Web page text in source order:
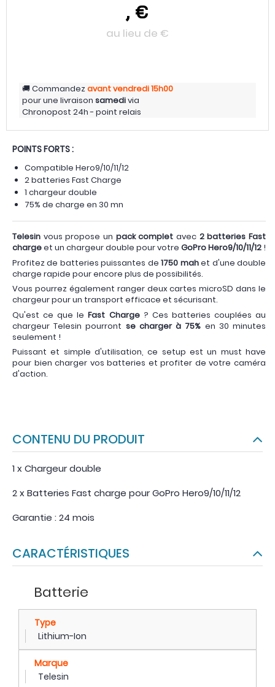
, €
au lieu de €
Commandezavant vendredi15h00
pour une livraison samedivia
Chronopost 24h - point relais
POINTS FORTS :
Compatible Hero9/10/11/12
2 batteries Fast Charge
1 chargeur double
75% de charge en 30 mn
Telesin vous propose un pack complet avec 2 batteries Fast
chargeet un chargeur double pour votre GoPro Hero9/10/11/12 !
Profitez de batteries puissantes de1750 mahet d'une double
charge rapide pour encore plus de possibilités.
Vous pourrez également ranger deux cartes microSD dans le
chargeur pour un transport efficace et sécurisant.
Qu'est ce que leFast Charge? Ces batteries couplées au
chargeur Telesin pourront se charger à 75% en 30 minutes
seulement !
Puissant et simple d'utilisation, ce setup est un must have
pour bien charger vos batteries et profiter de votre caméra
d'action.
CONTENU DU PRODUIT
1 x Chargeur double
2 x Batteries Fast charge pour GoPro Hero9/10/11/12
Garantie : 24 mois
CARACTÉRISTIQUES
Batterie
Type
Lithium-Ion
Marque
Telesin